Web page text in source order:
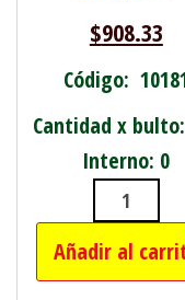
$908.33
Código:
Cantidad x
Interno: 0
LLAVE
Añadir al